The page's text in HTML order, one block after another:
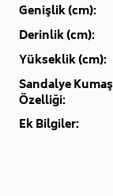
Genişlik (cm):
Derinlik (cm):
Yükseklik (cm):
Sandalye Kumaş
Özelliği:
Ek Bilgiler: